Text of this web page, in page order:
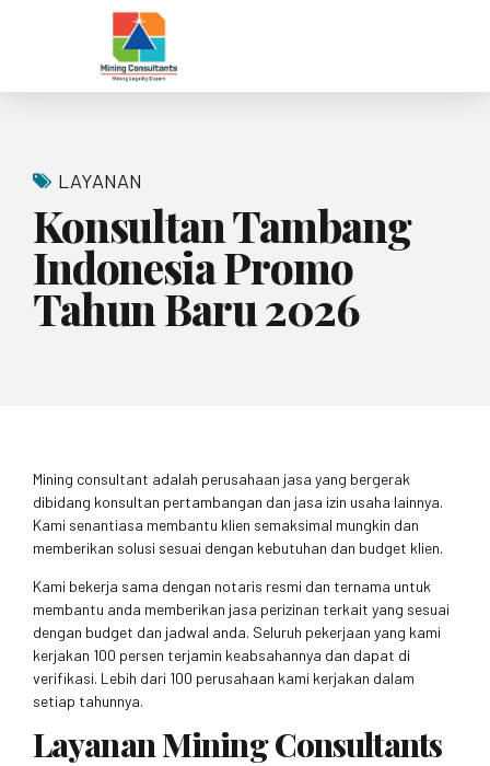
LAYANAN
Konsultan Tambang
Indonesia Promo
Tahun Baru 2026
Mining consultant adalah perusahaan jasa yang bergerak
dibidang konsultan pertambangan dan jasa izin usaha lainnya.
Kami senantiasa membantu klien semaksimal mungkin dan
memberikan solusi sesuai dengan kebutuhan dan budget klien.
Kami bekerja sama dengan notaris resmi dan ternama untuk
membantu anda memberikan jasa perizinan terkait yang sesuai
dengan budget dan jadwal anda. Seluruh pekerjaan yang kami
kerjakan 100 persen terjamin keabsahannya dan dapat di
verifikasi. Lebih dari 100 perusahaan kami kerjakan dalam
setiap tahunnya.
Layanan Mining Consultants